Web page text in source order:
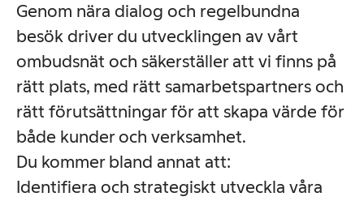
Genom nära dialog och regelbundna
besök driver du utvecklingen av vårt
ombudsnät och säkerställer att vi finns på
rätt plats, med rätt samarbetspartners och
rätt förutsättningar för att skapa värde för
både kunder och verksamhet.
Du kommer bland annat att:
Identifiera och strategiskt utveckla våra